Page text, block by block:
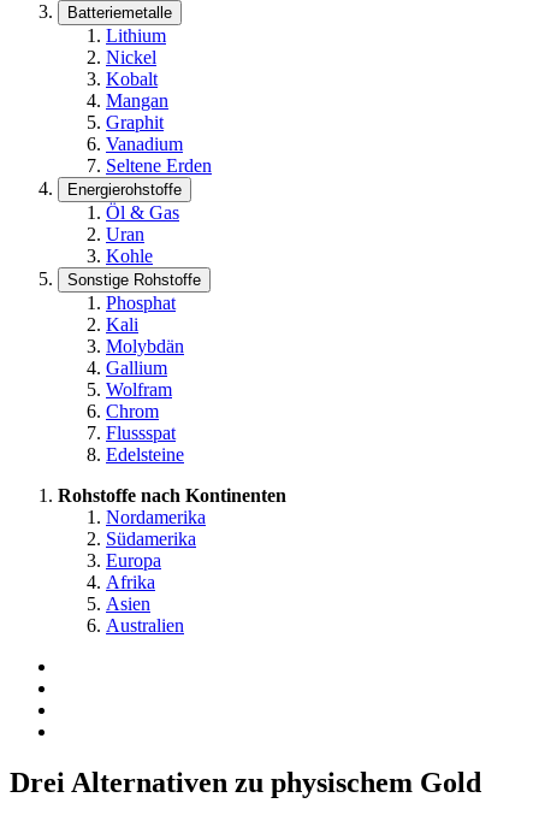
Batteriemetalle
Lithium
Nickel
Kobalt
Mangan
Graphit
Vanadium
Seltene Erden
Energierohstoffe
Öl & Gas
Uran
Kohle
Sonstige Rohstoffe
Phosphat
Kali
Molybdän
Gallium
Wolfram
Chrom
Flussspat
Edelsteine
Rohstoffe nach Kontinenten
Nordamerika
Südamerika
Europa
Afrika
Asien
Australien
Drei Alternativen zu physischem Gold